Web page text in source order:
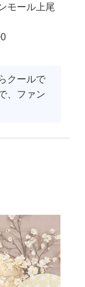
モール上尾
クールで
、ファン